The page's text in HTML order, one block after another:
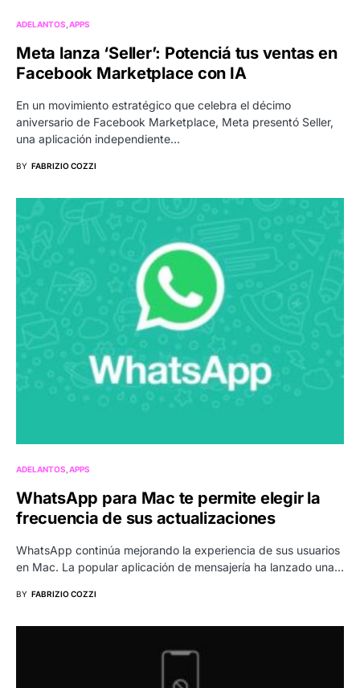
ADELANTOS APPS
Meta lanza ‘Seller’: Potenciá tus ventas en
Facebook Marketplace con IA
En un movimiento estratégico que celebra el décimo
aniversario de Facebook Marketplace, Meta presentó Seller,
una aplicación independiente…
BY FABRIZIO COZZI
ADELANTOS APPS
WhatsApp para Mac te permite elegir la
frecuencia de sus actualizaciones
WhatsApp continúa mejorando la experiencia de sus usuarios
en Mac. La popular aplicación de mensajería ha lanzado una…
BY FABRIZIO COZZI